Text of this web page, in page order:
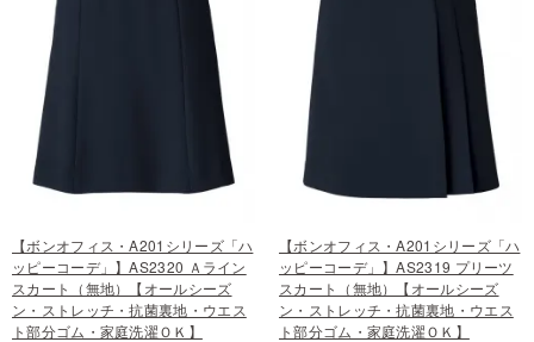
【ボンオフィス・A201シリーズ「ハ
ッピーコーデ」】AS2320 Ａライン
スカート（無地）【オールシーズ
ン・ストレッチ・抗菌裏地・ウエス
ト部分ゴム・家庭洗濯ＯＫ】
【ボンオフィス・A201シリーズ「ハ
ッピーコーデ」】AS2319 プリーツ
スカート（無地）【オールシーズ
ン・ストレッチ・抗菌裏地・ウエス
ト部分ゴム・家庭洗濯ＯＫ】